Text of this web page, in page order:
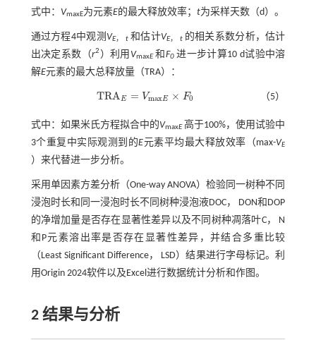
式中： VmaxE为元素E的最大释放效率； t为采样天数（d）。
通过方程4中观测 VE， t和估计VE， t的相关系数分析，估计
出决定系数（r2 ）利用 VmaxE和 F0进一步计算10 d试验中溶
解E元素的最大总释放量（TRA）：
TRA E = VmaxE × F0
TRAE=V ma xE×F0 （5）
式中：如果米氏方程拟合中的VmaxE高于100%，使用试验中
3个重复中实际观测到的E元素平均最大释放效率（max-VE
）来代替进一步分析。
采用单因素方差分析（One-way ANOVA）检验同一树种不同
浸泡时长和同一浸泡时长不同树种浸泡液DOC， DON和DOP
的净增加量是否存在显著性差异以及不同树种凋落叶C， N
和P元素溶出率是否存在显著性差异，并结合多重比较
（Least Significant Difference， LSD）结果进行字母标记。利
用Origin 2024软件以及Excel进行数据统计分析和作图。
2 结果与分析